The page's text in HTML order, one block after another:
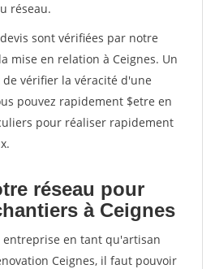
réseau.
sont vérifiées par notre
mise en relation à Ceignes. Un
vérifier la véracité d'une
pouvez rapidement $etre en
pour réaliser rapidement
réseau pour
à Ceignes
en tant qu'artisan
Ceignes, il faut pouvoir